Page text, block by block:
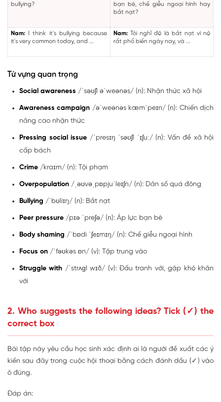
bullying?
bạn bè, chế giễu ngoại hình hay
bắt nạt?
Nam: I think it's bullying because
it's very common today, and ...
Nam: Tôi nghĩ đó là bắt nạt vì nó
rất phổ biến ngày nay, và ...
Từ vựng quan trọng
Social awareness /ˈsəʊʃl əˈweənəs/ (n): Nhận thức xã hội
Awareness campaign /əˈweənəs kæmˈpeɪn/ (n): Chiến dịch
nâng cao nhận thức
Pressing social issue /ˈpresɪŋ ˈsəʊʃl ˈɪʃuː/ (n): Vấn đề xã hội
cấp bách
Crime /kraɪm/ (n): Tội phạm
Overpopulation /ˌəʊvəˌpɒpjuˈleɪʃn/ (n): Dân số quá đông
Bullying /ˈbʊliɪŋ/ (n): Bắt nạt
Peer pressure /pɪə ˈpreʃə/ (n): Áp lực bạn bè
Body shaming /ˈbɒdi ˈʃeɪmɪŋ/ (n): Chế giễu ngoại hình
Focus on /ˈfəʊkəs ɒn/ (v): Tập trung vào
Struggle with /ˈstrʌɡl wɪð/ (v): Đấu tranh với, gặp khó khăn
với
2. Who suggests the following ideas? Tick (✓) the
correct box
Bài tập này yêu cầu học sinh xác định ai là người đề xuất các ý
kiến sau đây trong cuộc hội thoại bằng cách đánh dấu (✓) vào
ô đúng.
Đáp án: